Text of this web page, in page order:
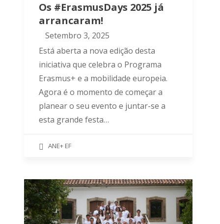
Os #ErasmusDays 2025 já
arrancaram!
Setembro 3, 2025
Está aberta a nova edição desta
iniciativa que celebra o Programa
Erasmus+ e a mobilidade europeia.
Agora é o momento de começar a
planear o seu evento e juntar-se a
esta grande festa…
ANE+ EF